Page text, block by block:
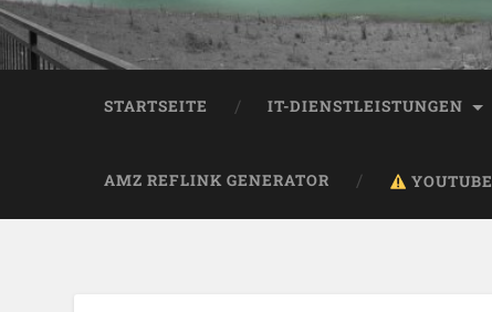
STARTSEITE IT-DIENSTLEISTUNGEN
AMZ REFLINK GENERATOR YOUTUBE